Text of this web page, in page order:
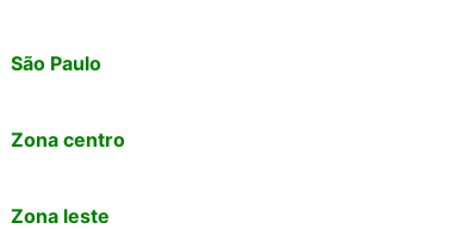
São Paulo
Zona centro
Zona leste